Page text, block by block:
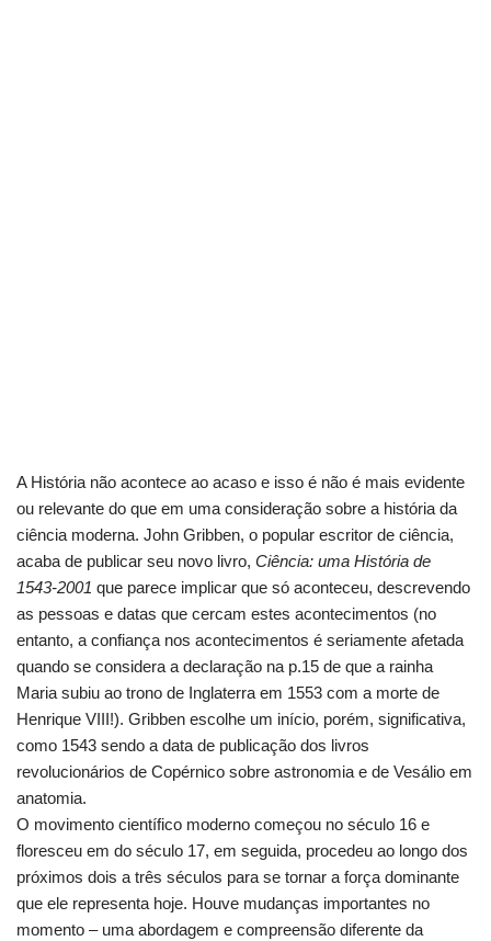
A História não acontece ao acaso e isso é não é mais evidente
ou relevante do que em uma consideração sobre a história da
ciência moderna. John Gribben, o popular escritor de ciência,
acaba de publicar seu novo livro, Ciência: uma História de
1543-2001 que parece implicar que só aconteceu, descrevendo
as pessoas e datas que cercam estes acontecimentos (no
entanto, a confiança nos acontecimentos é seriamente afetada
quando se considera a declaração na p.15 de que a rainha
Maria subiu ao trono de Inglaterra em 1553 com a morte de
Henrique VIII!). Gribben escolhe um início, porém, significativa,
como 1543 sendo a data de publicação dos livros
revolucionários de Copérnico sobre astronomia e de Vesálio em
anatomia.
O movimento científico moderno começou no século 16 e
floresceu em do século 17, em seguida, procedeu ao longo dos
próximos dois a três séculos para se tornar a força dominante
que ele representa hoje. Houve mudanças importantes no
momento – uma abordagem e compreensão diferente da